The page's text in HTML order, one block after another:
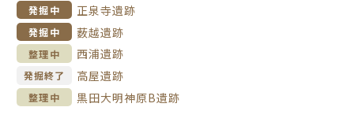
発掘中 正泉寺遺跡
発掘中 薮越遺跡
整理中 西浦遺跡
発掘終了 高屋遺跡
整理中 黒田大明神原B遺跡